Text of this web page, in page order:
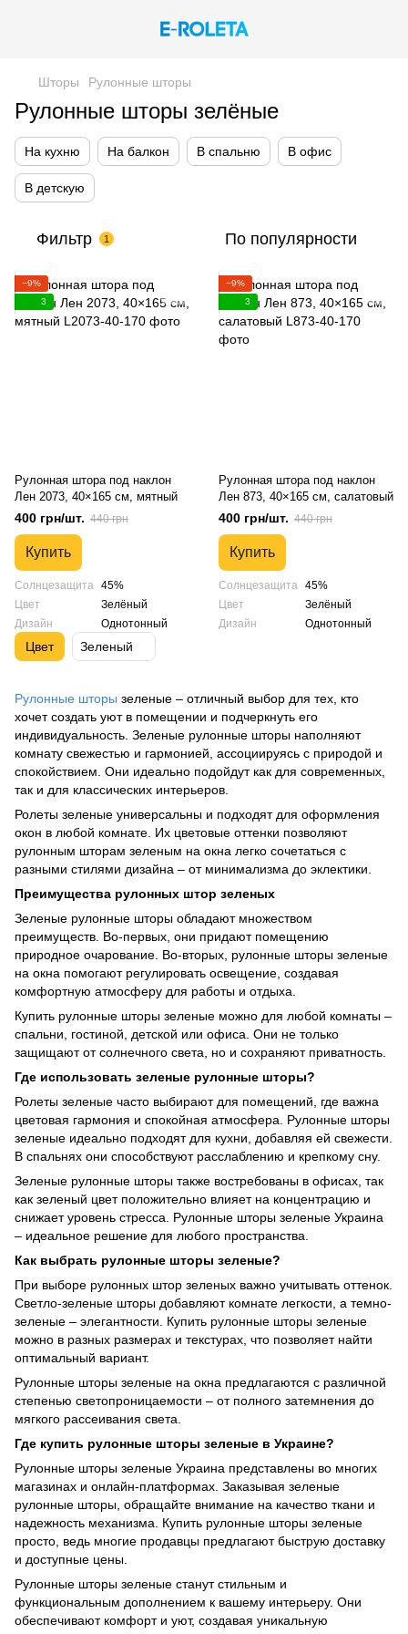
Шторы Рулонные шторы
Рулонные шторы зелёные
На кухню На балкон В спальню В офис
В детскую
Фильтр 1 По популярности
−9%
3
Рулонная штора под наклон
Лен 2073, 40×165 см, мятный
400 грн/шт. 440 грн
Купить
Солнцезащита 45%
Цвет
Зелёный
Дизайн
Однотонный
−9%
3
Рулонная штора под наклон
Лен 873, 40×165 см, салатовый
400 грн/шт. 440 грн
Купить
Солнцезащита 45%
Цвет
Зелёный
Дизайн
Однотонный
Рулонные шторы зеленые – отличный выбор для тех, кто
хочет создать уют в помещении и подчеркнуть его
индивидуальность. Зеленые рулонные шторы наполняют
комнату свежестью и гармонией, ассоциируясь с природой и
спокойствием. Они идеально подойдут как для современных,
так и для классических интерьеров.
Ролеты зеленые универсальны и подходят для оформления
окон в любой комнате. Их цветовые оттенки позволяют
рулонным шторам зеленым на окна легко сочетаться с
разными стилями дизайна – от минимализма до эклектики.
Преимущества рулонных штор зеленых
Зеленые рулонные шторы обладают множеством
преимуществ. Во-первых, они придают помещению
природное очарование. Во-вторых, рулонные шторы зеленые
на окна помогают регулировать освещение, создавая
комфортную атмосферу для работы и отдыха.
Купить рулонные шторы зеленые можно для любой комнаты –
спальни, гостиной, детской или офиса. Они не только
защищают от солнечного света, но и сохраняют приватность.
Где использовать зеленые рулонные шторы?
Ролеты зеленые часто выбирают для помещений, где важна
цветовая гармония и спокойная атмосфера. Рулонные шторы
зеленые идеально подходят для кухни, добавляя ей свежести.
В спальнях они способствуют расслаблению и крепкому сну.
Зеленые рулонные шторы также востребованы в офисах, так
как зеленый цвет положительно влияет на концентрацию и
снижает уровень стресса. Рулонные шторы зеленые Украина
– идеальное решение для любого пространства.
Как выбрать рулонные шторы зеленые?
При выборе рулонных штор зеленых важно учитывать оттенок.
Светло-зеленые шторы добавляют комнате легкости, а темно-
зеленые – элегантности. Купить рулонные шторы зеленые
можно в разных размерах и текстурах, что позволяет найти
оптимальный вариант.
Рулонные шторы зеленые на окна предлагаются с различной
степенью светопроницаемости – от полного затемнения до
мягкого рассеивания света.
Где купить рулонные шторы зеленые в Украине?
Рулонные шторы зеленые Украина представлены во многих
магазинах и онлайн-платформах. Заказывая зеленые
рулонные шторы, обращайте внимание на качество ткани и
надежность механизма. Купить рулонные шторы зеленые
просто, ведь многие продавцы предлагают быструю доставку
и доступные цены.
Рулонные шторы зеленые станут стильным и
функциональным дополнением к вашему интерьеру. Они
обеспечивают комфорт и уют, создавая уникальную
Цвет Зеленый